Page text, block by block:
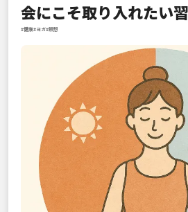
会にこそ取り入れたい
#健康#ヨガ#瞑想